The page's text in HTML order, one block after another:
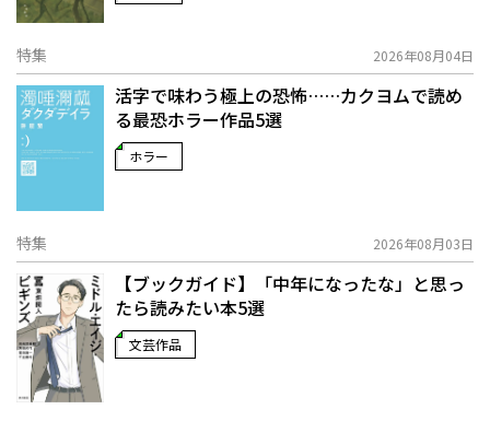
特集 2026年08月04日
活字で味わう極上の恐怖……カクヨムで読め
る最恐ホラー作品5選
ホラー
特集 2026年08月03日
【ブックガイド】「中年になったな」と思っ
たら読みたい本5選
文芸作品